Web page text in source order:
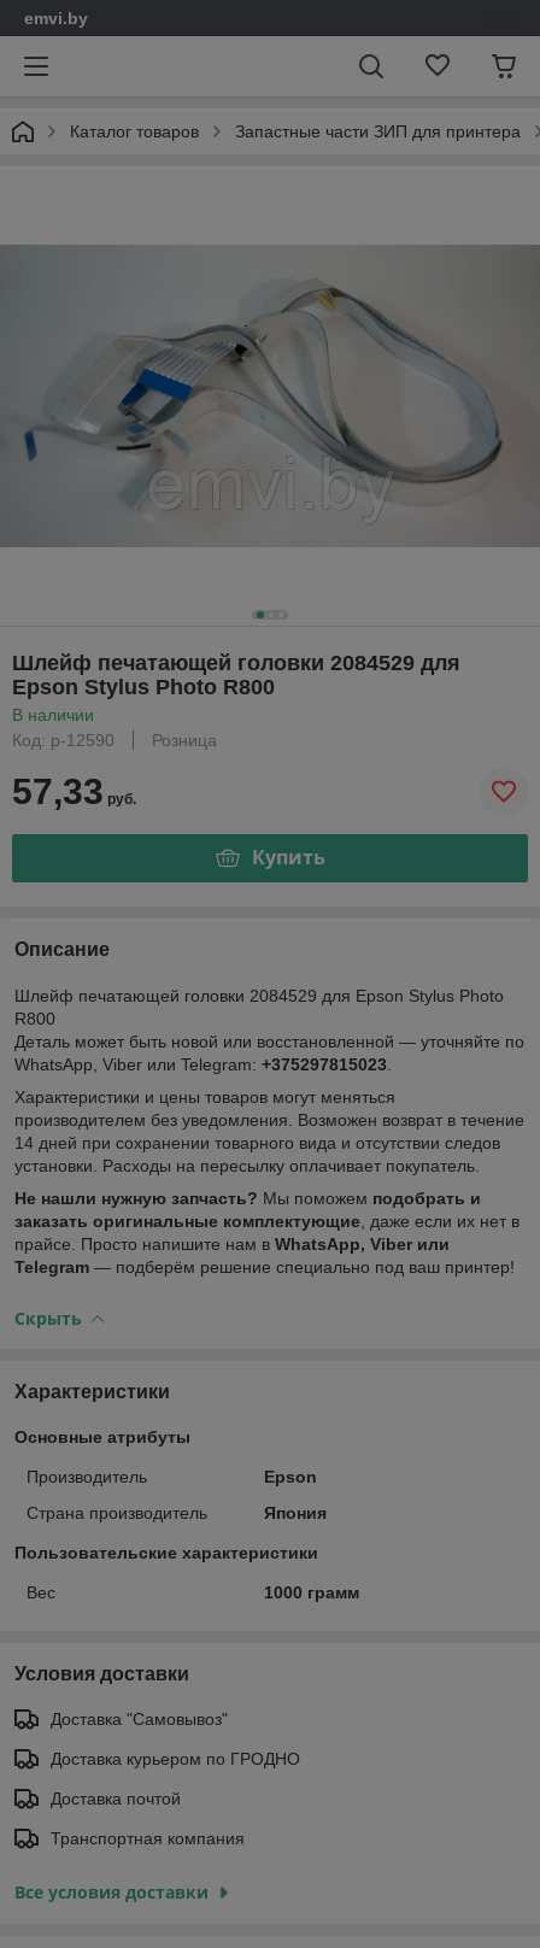
emvi.by
Каталог товаров Запастные части ЗИП для принтера
Шлейф печатающей головки 2084529 для
Epson Stylus Photo R800
В наличии
Код: р-12590
Розница
57,33 руб.
Купить
Описание
Шлейф печатающей головки 2084529 для Epson Stylus Photo
R800
Деталь может быть новой или восстановленной — уточняйте по
WhatsApp, Viber или Telegram: +375297815023
Характеристики и цены товаров могут меняться
производителем без уведомления. Возможен возврат в течение
14 дней при сохранении товарного вида и отсутствии следов
установки. Расходы на пересылку оплачивает покупатель.
Не нашли нужную запчасть? Мы поможем подобрать и
заказать оригинальные комплектующие , даже если их нет в
прайсе. Просто напишите нам в WhatsApp, Viber или
Telegram — подберём решение специально под ваш принтер!
Скрыть
Характеристики
Основные атрибуты
Производитель
Epson
Страна производитель
Япония
Пользовательские характеристики
Вес 1000 грамм
Условия доставки
Доставка "Самовывоз"
Доставка курьером по ГРОДНО
Доставка почтой
Транспортная компания
Все условия доставки